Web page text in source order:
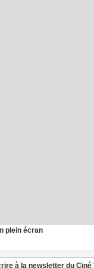
plein écran
à la newsletter du Ciné